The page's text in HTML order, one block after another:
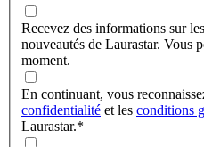
Recevez des informations sur
nouveautés de Laurastar. Vous
moment.
En continuant, vous
confidentialité et les conditions
Laurastar.*